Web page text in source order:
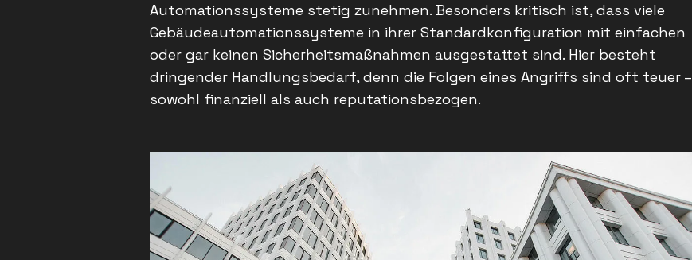
Automationssysteme stetig zunehmen. Besonders kritisch ist, dass viele
Gebäudeautomationssysteme in ihrer Standardkonfiguration mit einfachen
oder gar keinen Sicherheitsmaßnahmen ausgestattet sind. Hier besteht
dringender Handlungsbedarf, denn die Folgen eines Angriffs sind oft teuer –
sowohl finanziell als auch reputationsbezogen.